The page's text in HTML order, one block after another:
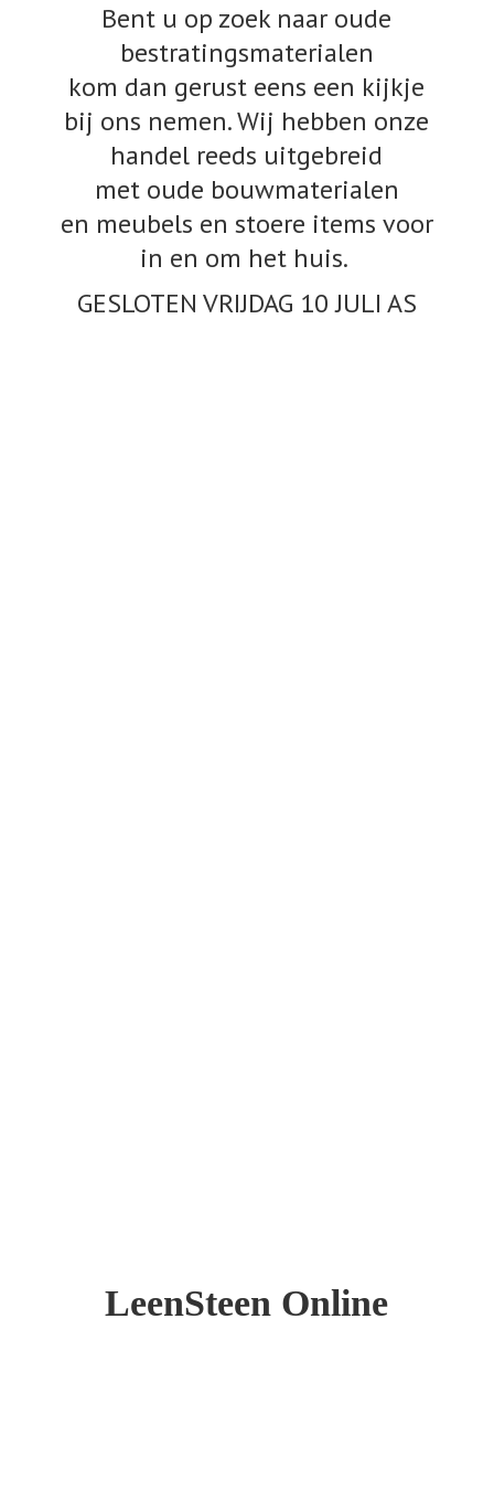
LeenSteen Online
Bent u op zoek naar oude
bestratingsmaterialen
kom dan gerust eens een kijkje
bij ons nemen. Wij hebben onze
handel reeds uitgebreid
met oude bouwmaterialen
en meubels en stoere items voor
in en om het huis.
GESLOTEN VRIJDAG 10JULI AS